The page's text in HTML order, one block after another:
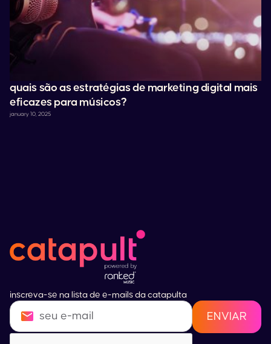
quais são as estratégias de marketing digital mais
eficazes para músicos?
january 10, 2025
inscreva-se na lista de e-mails da catapulta